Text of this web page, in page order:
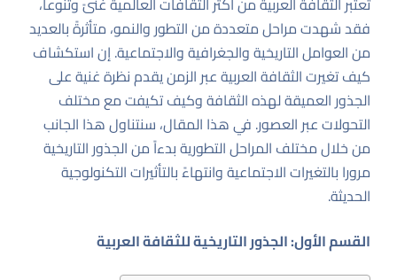
فقد شهدت مراحل متعددة من التطور والنمو، متأثرةً بالعديد
من العوامل التاريخية والجغرافية والاجتماعية. إن استكشاف
كيف تغيرت الثقافة العربية عبر الزمن يقدم نظرة غنية على
الجذور العميقة لهذه الثقافة وكيف تكيفت مع مختلف
التحولات عبر العصور. في هذا المقال، سنتناول هذا الجانب
من خلال مختلف المراحل التطورية بدءاً من الجذور التاريخية
مرورا بالتغيرات الاجتماعية وانتهاءً بالتأثيرات التكنولوجية
الحديثة.
القسم الأول: الجذور التاريخية للثقافة العربية